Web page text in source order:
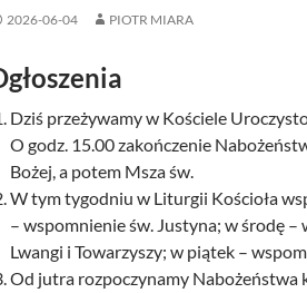
2026-06-04 PIOTR MIARA
Dziś przeżywamy w Kościele
O godz. 15.00 zakończenie
Bożej, a potem Msza św.
W tym tygodniu w Liturgii Kościoła
– wspomnienie św. Justyna; w środę
Lwangi i Towarzyszy; w piątek –
Od jutra rozpoczynamy Nabożeństwa